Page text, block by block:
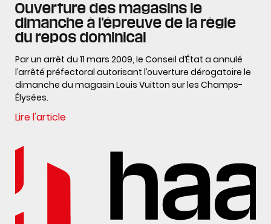
Ouverture des magasins le
dimanche à l’épreuve de la règle
du repos dominical
Par un arrêt du 11 mars 2009, le Conseil d’État a annulé
l’arrêté préfectoral autorisant l’ouverture dérogatoire le
dimanche du magasin Louis Vuitton sur les Champs-
Élysées.
Lire l'article